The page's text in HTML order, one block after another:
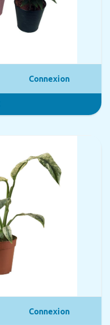
Connexion
Connexion